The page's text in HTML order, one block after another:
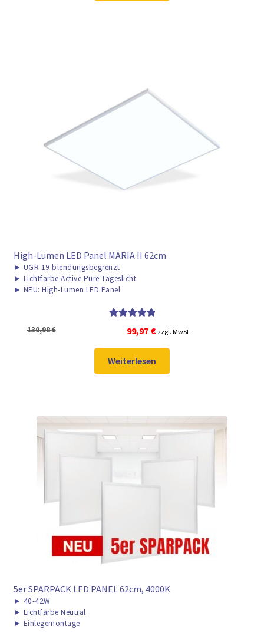
High-Lumen LED Panel MARIA II 62cm
► UGR 19 blendungsbegrenzt
► Lichtfarbe Active Pure Tageslicht
► NEU: High-Lumen LED Panel
von 5
130,98€
Ursprünglicher
war:
130,98 €
99,97 €Aktueller
ist:
99,97 €.
zzgl. MwSt.
Weiterlesen
5er SPARPACK LED PANEL 62cm, 4000K
► 40-42W
► Lichtfarbe Neutral
► Einlegemontage